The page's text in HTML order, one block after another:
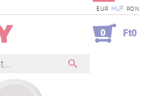
EUR HUF RON
0 Ft0